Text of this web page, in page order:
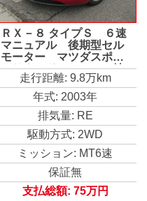
ＲＸ－８ タイプＳ ６速
マニュアル 後期型セル
モーター マツダスポー
ツサウンドマフラー 純
正ナビ ＣＤ ＥＴＣ
ＡＤＶＡＮ１８アルミ
スタッドレス有（純正１
８アルミ） ディーラー
記録簿２３枚 整備手
帳 取扱説明書
走行距離: 9.8万km
年式: 2003年
排気量: RE
駆動方式: 2WD
ミッション: MT6速
保証無
支払総額: 75万円